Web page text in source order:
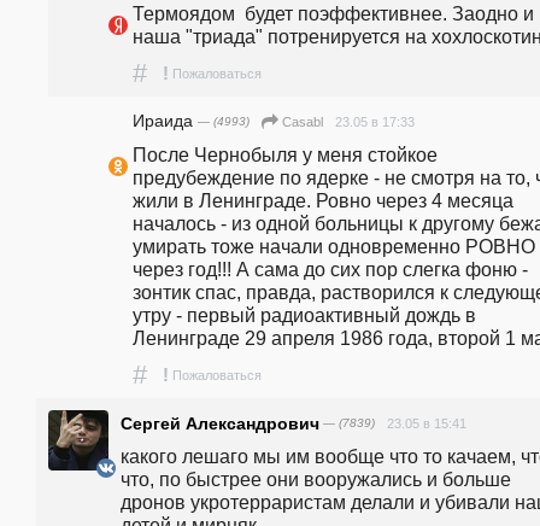
Термоядом  будет поэффективнее. Заодно и
наша "триада" потренируется на
# ! Пожаловаться
Ираида — (4993) Casabl 23.05 в 17:33
После Чернобыля у меня стойкое
предубеждение по ядерке - не смотря на то,
жили в Ленинграде. Ровно через 4 месяца
началось - из одной больницы к другому
умирать тоже начали одновременно РОВНО
через год!!! А сама до сих пор слегка фоню -
зонтик спас, правда, растворился к
утру - первый радиоактивный дождь в
Ленинграде 29 апреля 1986 года, второй 1
# ! Пожаловаться
Сергей Александрович — (7839) 23.05 в 15:41
какого лешаго мы им вообще что то качаем,
что, по быстрее они вооружались и больше
дронов укротерраристам делали и убивали